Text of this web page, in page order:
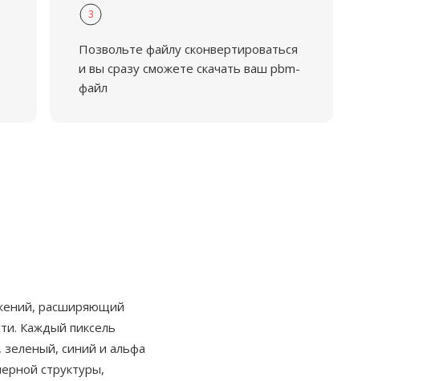
3
Позвольте файлу сконвертироваться
и вы сразу сможете скачать ваш pbm-
файл
расширяющий
Каждый пиксель
зеленый, синий и альфа
структуры,